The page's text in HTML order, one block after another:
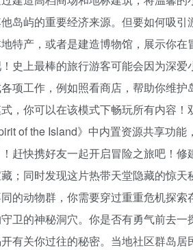
岛屿的重要经济来源。但要如何吸
特产，或者是建造博物馆，展示你
史上最棒的旅行游客可能会因为深
项工作，例如照看商店，帮助你维
，你可以在该模式下畅玩所有内容
of the Island》中内置资源共享功
赶快携好友一起开启冒险之旅吧！
；同时发现这片热带天堂隐藏的惊
的动物群，你需要穿过重重危机探
卫的神秘洞穴。你是否有勇气前去
有关你过往的秘密。当地社区群岛